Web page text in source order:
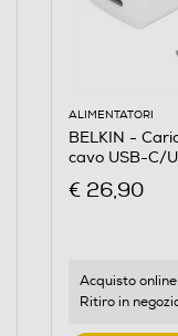
ALIMENTATORI
BELKIN -
cavo USB-C/
€ 26,90
Acquisto online:
Ritiro in